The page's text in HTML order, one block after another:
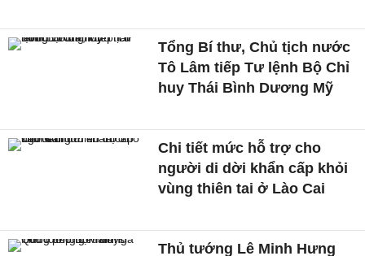
Tổng Bí thư, Chủ tịch nước
Tô Lâm tiếp Tư lệnh Bộ Chỉ
huy Thái Bình Dương Mỹ
Chi tiết mức hỗ trợ cho
người di dời khẩn cấp khỏi
vùng thiên tai ở Lào Cai
Thủ tướng Lê Minh Hưng